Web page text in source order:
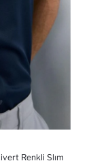
Renkli Slım